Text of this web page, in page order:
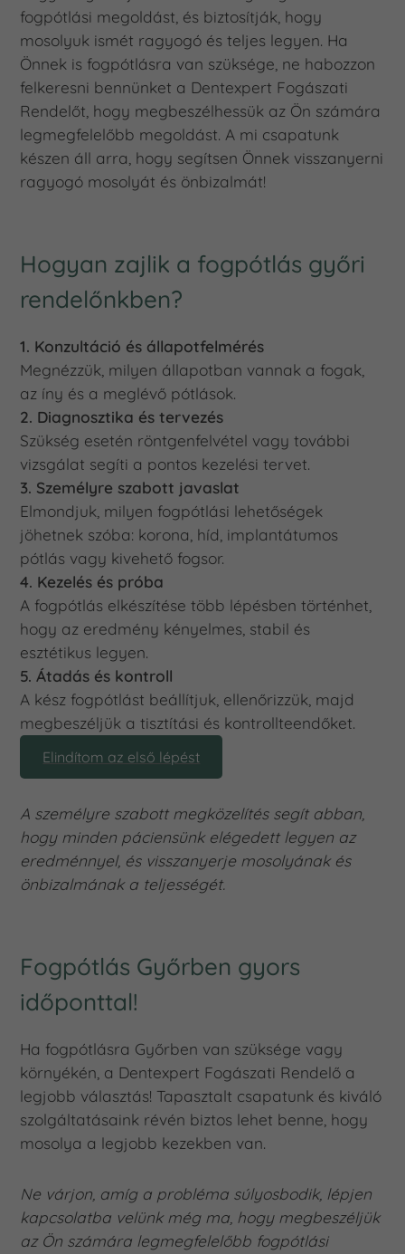
fogpótlási megoldást, és biztosítják, hogy
mosolyuk ismét ragyogó és teljes legyen. Ha
Önnek is fogpótlásra van szüksége, ne habozzon
felkeresni bennünket a Dentexpert Fogászati
Rendelőt, hogy megbeszélhessük az Ön számára
legmegfelelőbb megoldást. A mi csapatunk
készen áll arra, hogy segítsen Önnek visszanyerni
ragyogó mosolyát és önbizalmát!
Hogyan zajlik a fogpótlás győri
rendelőnkben?
1. Konzultáció és állapotfelmérés
Megnézzük, milyen állapotban vannak a fogak,
az íny és a meglévő pótlások.
2. Diagnosztika és tervezés
Szükség esetén röntgenfelvétel vagy további
vizsgálat segíti a pontos kezelési tervet.
3. Személyre szabott javaslat
Elmondjuk, milyen fogpótlási lehetőségek
jöhetnek szóba: korona, híd, implantátumos
pótlás vagy kivehető fogsor.
4. Kezelés és próba
A fogpótlás elkészítése több lépésben történhet,
hogy az eredmény kényelmes, stabil és
esztétikus legyen.
5. Átadás és kontroll
A kész fogpótlást beállítjuk, ellenőrizzük, majd
megbeszéljük a tisztítási és kontrollteendőket.
Elindítom az első lépést
A személyre szabott megközelítés segít abban,
hogy minden páciensünk elégedett legyen az
eredménnyel, és visszanyerje mosolyának és
önbizalmának a teljességét.
Fogpótlás Győrben gyors
időponttal!
Ha fogpótlásra Győrben van szüksége vagy
környékén, a Dentexpert Fogászati Rendelő a
legjobb választás! Tapasztalt csapatunk és kiváló
szolgáltatásaink révén biztos lehet benne, hogy
mosolya a legjobb kezekben van.
Ne várjon, amíg a probléma súlyosbodik, lépjen
kapcsolatba velünk még ma, hogy megbeszéljük
az Ön számára legmegfelelőbb fogpótlási